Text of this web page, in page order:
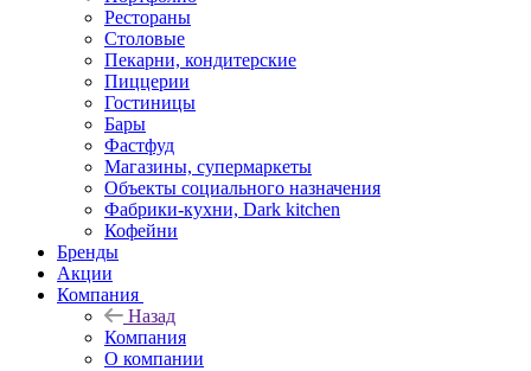
Рестораны
Столовые
Пекарни, кондитерские
Пиццерии
Гостиницы
Бары
Фастфуд
Магазины, супермаркеты
Объекты социального назначения
Фабрики-кухни, Dark kitchen
Кофейни
Бренды
Акции
Компания
Назад
Компания
О компании